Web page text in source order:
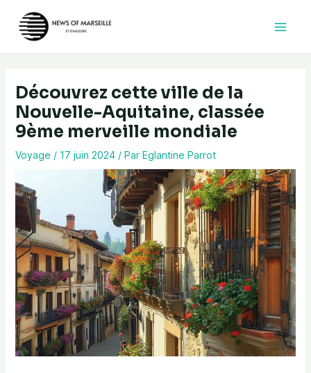
contenu
Découvrez cette ville de la
Nouvelle-Aquitaine, classée
9ème merveille mondiale
Voyage / 17 juin 2024 / Par Eglantine Parrot